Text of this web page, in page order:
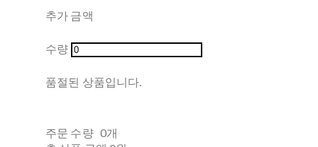
추가 금액
수량
품절된 상품입니다.
주문 수량 0개